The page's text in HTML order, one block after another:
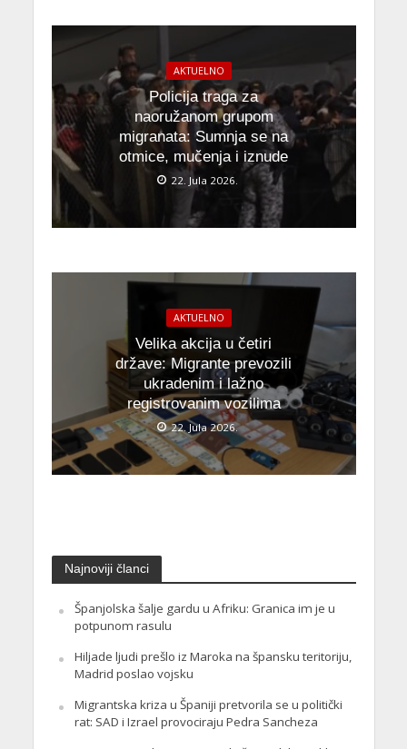
AKTUELNO
Policija traga za
naoružanom grupom
migranata: Sumnja se na
otmice, mučenja i iznude
22. Jula 2026.
AKTUELNO
Velika akcija u četiri
države: Migrante prevozili
ukradenim i lažno
registrovanim vozilima
22. Jula 2026.
Najnoviji članci
Španjolska šalje gardu u Afriku: Granica im je u
potpunom rasulu
Hiljade ljudi prešlo iz Maroka na špansku teritoriju,
Madrid poslao vojsku
Migrantska kriza u Španiji pretvorila se u politički
rat: SAD i Izrael provociraju Pedra Sancheza